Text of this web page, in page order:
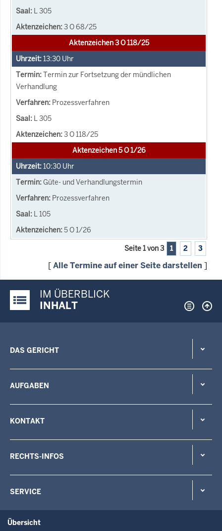
L 305
3 O 68/25
Aktenzeichen 3 O 118/25
13:30 Uhr
Termin zur Fortsetzung der mündlichen
Verhandlung
Prozessverfahren
L 305
3 O 118/25
Aktenzeichen 5 O 1/26
10:30 Uhr
Güte- und Verhandlungstermin
Prozessverfahren
L 105
5 O 1/26
Seite 1 von 3 1 2 3
[Alle Termine auf einer Seite darstellen ]
Justiz-Portal im Überblick:
IM ÜBERBLICK
INHALT
DAS GERICHT
AUFGABEN
KONTAKT
RECHTS-INFOS
SERVICE
Übersicht